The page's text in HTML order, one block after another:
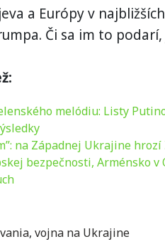
a Európy v
Či sa im to
melódiu: Listy
na Západnej Ukrajine
bezpečnosti, Arménsko v
, vojna na Ukrajine